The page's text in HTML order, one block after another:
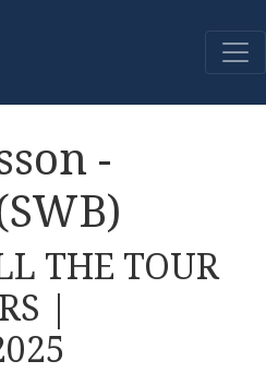
-
THE TOUR
|